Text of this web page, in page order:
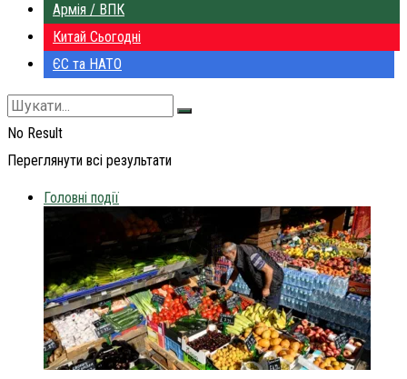
Армія / ВПК
Китай Сьогодні
ЄС та НАТО
No Result
Переглянути всі результати
Головні події